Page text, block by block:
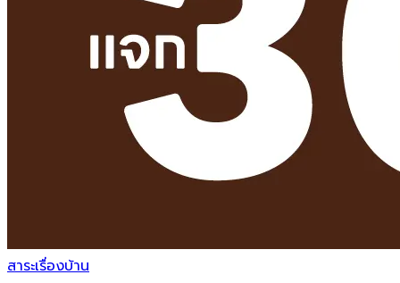
สาระเรื่องบ้าน